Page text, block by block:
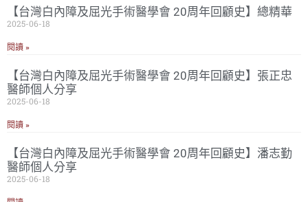
【台灣白內障及屈光手術醫學會 20周年回顧史】總精華
2025-06-18
閱讀 »
【台灣白內障及屈光手術醫學會 20周年回顧史】張正忠
醫師個人分享
2025-06-18
閱讀 »
【台灣白內障及屈光手術醫學會 20周年回顧史】潘志勤
醫師個人分享
2025-06-18